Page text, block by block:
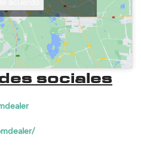
sociales